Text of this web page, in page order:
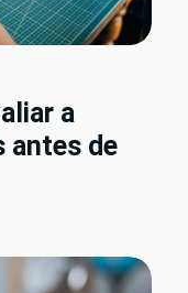
a
antes de